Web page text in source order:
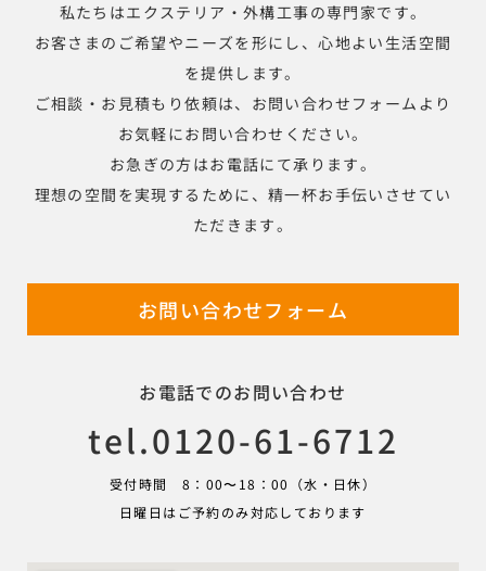
私たちはエクステリア・外構工事の専門家です。
お客さまのご希望やニーズを形にし、心地よい生活空間
を提供します。
ご相談・お見積もり依頼は、お問い合わせフォームより
お気軽にお問い合わせください。
お急ぎの方はお電話にて承ります。
理想の空間を実現するために、精一杯お手伝いさせてい
ただきます。
お問い合わせフォーム
お電話でのお問い合わせ
tel.0120-61-6712
受付時間 8：00〜18：00（水・日休）
日曜日はご予約のみ対応しております